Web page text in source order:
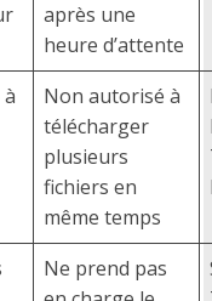
après une
heure d’attente
Non autorisé à
télécharger
plusieurs
fichiers en
même temps
Ne prend pas